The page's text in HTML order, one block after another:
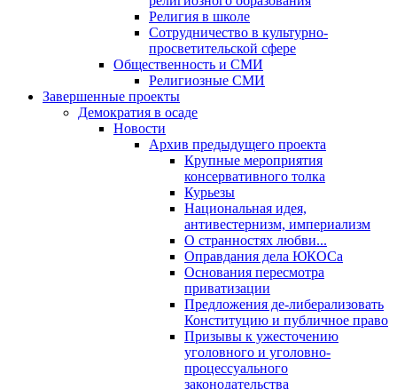
Религия в школе
Сотрудничество в культурно-
просветительской сфере
Общественность и СМИ
Религиозные СМИ
Завершенные проекты
Демократия в осаде
Новости
Архив предыдущего проекта
Крупные мероприятия
консервативного толка
Курьезы
Национальная идея,
антивестернизм, империализм
О странностях любви...
Оправдания дела ЮКОСа
Основания пересмотра
приватизации
Предложения де-либерализовать
Конституцию и публичное право
Призывы к ужесточению
уголовного и уголовно-
процессуального
законодательства